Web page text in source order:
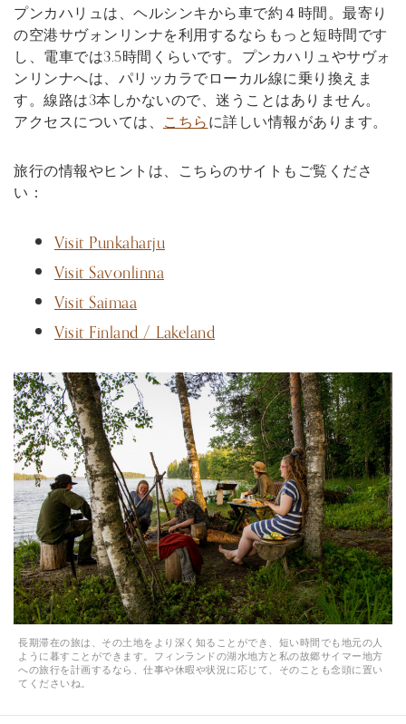
プンカハリュは、ヘルシンキから車で約４時間。最寄り
の空港サヴォンリンナを利用するならもっと短時間です
し、電車では3.5時間くらいです。プンカハリュやサヴォ
ンリンナへは、パリッカラでローカル線に乗り換えま
す。線路は3本しかないので、迷うことはありません。
アクセスについては、 こちらに詳しい情報があります。
旅行の情報やヒントは、こちらのサイトもご覧くださ
い：
Visit Punkaharju
Visit Savonlinna
Visit Saimaa
Visit Finland / Lakeland
長期滞在の旅は、その土地をより深く知ることができ、短い時間でも地元の人
ように暮すことができます。フィンランドの湖水地方と私の故郷サイマー地方
への旅行を計画するなら、仕事や休暇や状況に応じて、そのことも念頭に置い
てくださいね。